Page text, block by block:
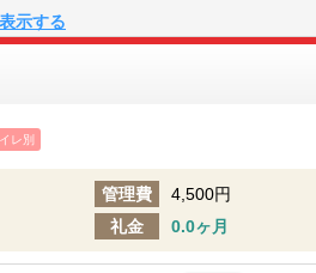
示する
レ別
管理費
4,500円
礼金 0.0ヶ月